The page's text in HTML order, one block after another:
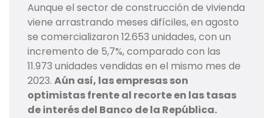
Aunque el sector de construcción de vivienda
viene arrastrando meses difíciles, en agosto
se comercializaron 12.653 unidades, con un
incremento de 5,7%, comparado con las
11.973 unidades vendidas en el mismo mes de
2023. Aún así, las empresas son
optimistas frente al recorte en las tasas
de interés del Banco de la República.